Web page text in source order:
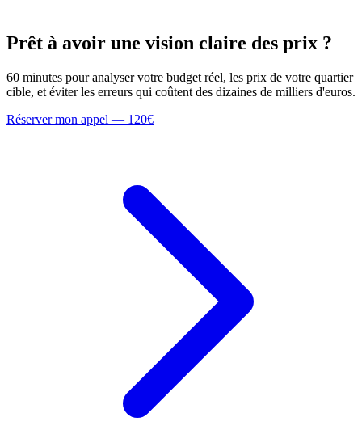
Prêt à avoir une vision claire des prix ?
60 minutes pour analyser votre budget réel, les prix de votre quartier
cible, et éviter les erreurs qui coûtent des dizaines de milliers d'euros.
Réserver mon appel — 120€